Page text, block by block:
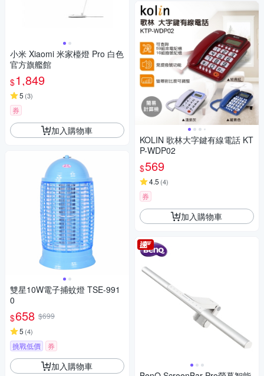
小米 Xiaomi 米家檯燈 Pro 白色
官方旗艦館
$1,849
5 (3)
券
加入購物車
雙星10W電子捕蚊燈 TSE-991
0
$658 $699
5 (4)
挑戰低價 券
加入購物車
KOLIN 歌林大字鍵有線電話 KT
P-WDP02
$569
4.5 (4)
券
加入購物車